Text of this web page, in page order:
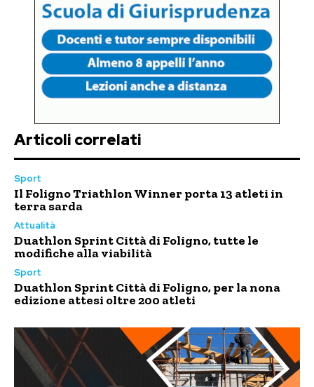
Articoli correlati
Sport
Il Foligno Triathlon Winner porta 13 atleti in
terra sarda
Attualità
Duathlon Sprint Città di Foligno, tutte le
modifiche alla viabilità
Sport
Duathlon Sprint Città di Foligno, per la nona
edizione attesi oltre 200 atleti